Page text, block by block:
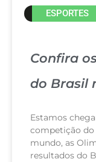
ESPORTES
Confira
do Brasil
Estamos
competição
mundo, as
resultados do